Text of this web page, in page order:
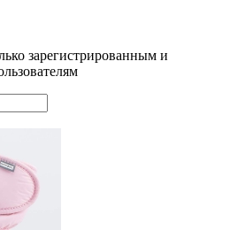
зарегистрированным и